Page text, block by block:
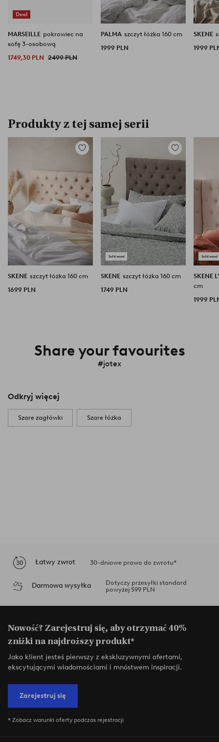
Deal
MARSEILLE pokrowiec na
sofę 3-osobową
1749,30 PLN 2499 PLN
PALMA szczyt łóżka 160 cm
1999 PLN
SKENE
1999
Produkty z tej samej serii
Dodaj
ulubionych
SKENE szczyt łóżka 160 cm
1699 PLN
Dodaj
ulubionych
SKENE szczyt łóżka 160 cm
1749 PLN
SKENE
cm
1999
Share your favourites
#jotex
Odkryj więcej
Szare zagłówki Szare łóżka
Łatwy zwrot 30-dniowe prawo do zwrotu*
Darmowa wysyłka
Dotyczy przesyłki standard
powyżej 599 PLN
Nowość? Zarejestruj się, aby otrzymać 40%
zniżki na najdroższy produkt*
Jako klient jesteś pierwszy z ekskluzywnymi ofertami,
ekscytującymi wiadomościami i mnóstwem inspiracji.
Zarejestruj się
* Zobacz warunki oferty podczas rejestracji